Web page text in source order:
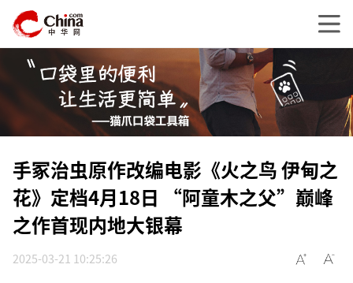
手冢治虫原作改编电影《火之鸟 伊甸之
花》定档4月18日 “阿童木之父”巅峰
之作首现内地大银幕
2025-03-21 10:25:26